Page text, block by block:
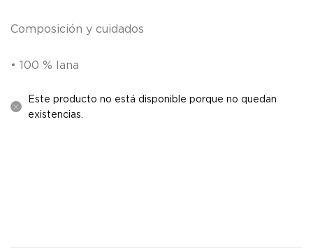
Composición y cuidados
• 100 % lana
Este producto no está disponible porque no quedan
existencias.